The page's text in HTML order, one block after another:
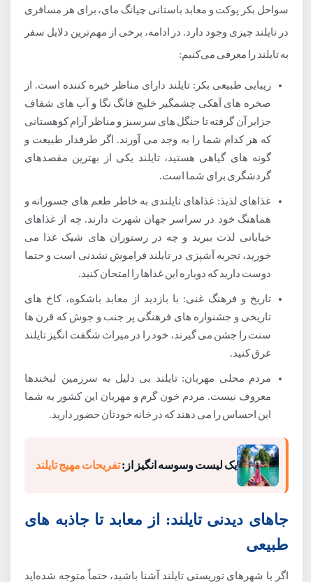
6.باغ وحش پوکت (Phuket Zoo)
7.آبشار کاتو (Kathu Waterfall)
8.ساموئنگ لوپ (Samoeng Loop)
9.جزیره فی فی (Phi Phi Islands)
10.اوتای ثانی (Uthai Thani)
11.رایونگ (Rayong)
12.ساحل ریلی (Railay Beach)
14.لمپانگ (Lampang)
15.منطقه هوآهین (Hua Hin District)
17.کو چانگ (Ko Chang)
18.هات یای (Hat Yai)
19.اودون ثانی (Udon Thani)
20.معبد بودای خوابیده (Temple of the Reclining
21.باغ گیاه شناسی گرمسیری نانگ نوچ (Nong Nooch
معرفی بهترین شهرهای توریستی تایلند
سواحل بکر پوکت و معابد باستانی چیانگ مای، برای هر مسافری
در تایلند چیزی وجود دارد. در ادامه، برخی از مهم‌ترین دلایل سفر
به تایلند را معرفی می‌کنیم:
زیبایی طبیعی بکر: تایلند دارای مناظر خیره کننده است. از
صخره های آهکی چشمگیر خلیج فانگ نگا و آب های شفاف
جزایر آن گرفته تا جنگل های سرسبز و مناظر آرام کوهستانی
که هر کدام شما را به وجد می آورند. اگر طرفدار طبیعت و
گونه های گیاهی هستید، تایلند یکی از بهترین مقصدهای
گردشگری برای شما است.
غذاهای لذیذ: غذاهای تایلندی به خاطر طعم های جسورانه و
هماهنگ خود در سراسر جهان شهرت دارند. چه از غذاهای
خیابانی لذت ببرید و چه در رستوران های شیک غذا می
خورید، تجربه آشپزی در تایلند فراموش نشدنی است و حتما
دوست دارید که دوباره این غذاها را امتحان کنید.
تاریخ و فرهنگ غنی: با بازدید از معابد باشکوه، کاخ های
تاریخی و جشنواره های فرهنگی پر جنب و جوش که قرن ها
سنت را جشن می گیرند، خود را در میراث شگفت انگیز تایلند
غرق کنید.
مردم محلی مهربان: تایلند بی دلیل به سرزمین لبخندها
معروف نیست. مردم خون گرم و مهربان این کشور به شما
این احساس را می دهند که در خانه خودتان حضور دارید.
یک لیست وسوسه انگیز از: تفریحات مهیج تایلند
جاهای دیدنی تایلند: از معابد تا جاذبه های
طبیعی
اگر با شهرهای توریستی تایلند آشنا باشید، حتماً متوجه شده‌اید